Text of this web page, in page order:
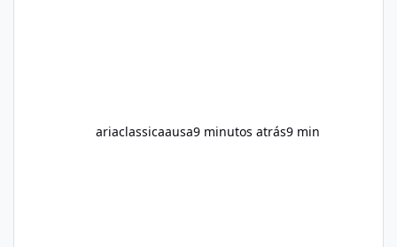
ariaclassicaausa9 minutos atrás9 min